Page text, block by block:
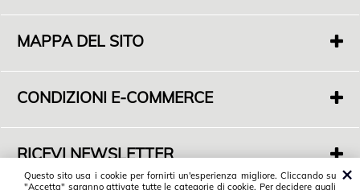
Questo sito usa i cookie per fornirti un'esperienza migliore. Cliccando su
"Accetta" saranno attivate tutte le categorie di cookie. Per decidere quali
S.Legale: Via Casal dell'Abete 16
Sede Commerciale: S.P. Monterozzi Marina Snc
Angolo Via F. De Cesaris - 01016 Tarquinia (VT)
MAPPA DEL SITO
Servizi
Contatti
CONDIZIONI E-COMMERCE
Privacy Policy
Cookies Policy
RICEVI NEWSLETTER
Vuoi tenerti informato sulle nostre novità?